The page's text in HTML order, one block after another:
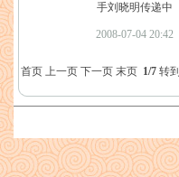
手刘晓明传递中
2008-07-04 20:42
首页 上一页 下一页 末页 1/7 转到